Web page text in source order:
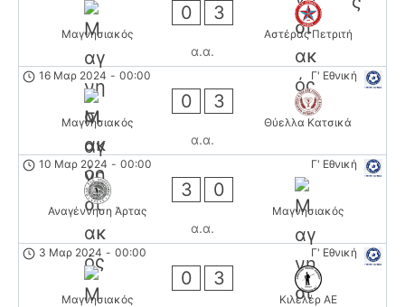
Μαγνησιακός
0 3
Αστέρας Πετριτή
α.α.
Γ' Εθνική
16 Μαρ 2024 - 00:00
Μαγνησιακός
0 3
Θύελλα Κατσικά
α.α.
Γ' Εθνική
10 Μαρ 2024 - 00:00
Αναγέννηση Άρτας
3 0
Μαγνησιακός
α.α.
Γ' Εθνική
3 Μαρ 2024 - 00:00
Μαγνησιακός
0 3
Κιλελέρ ΑΕ